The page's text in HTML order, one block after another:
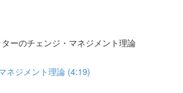
ーのチェンジ・マネジメント理論
ネジメント理論 (4:19)